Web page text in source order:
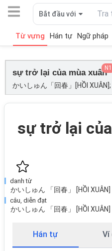
Bắt đầu với
Từ vựng Hán tự Ngữ pháp
sự trở lại của mùa xuân
かいしゅん「回春」[HỒI XUÂN];
N1
sự trở lại
danh từ
かいしゅん 「回春」 [HỒI XUÂN]
câu, diễn đạt
かいしゅん 「回春」 [HỒI XUÂN]
Hán tự Ví